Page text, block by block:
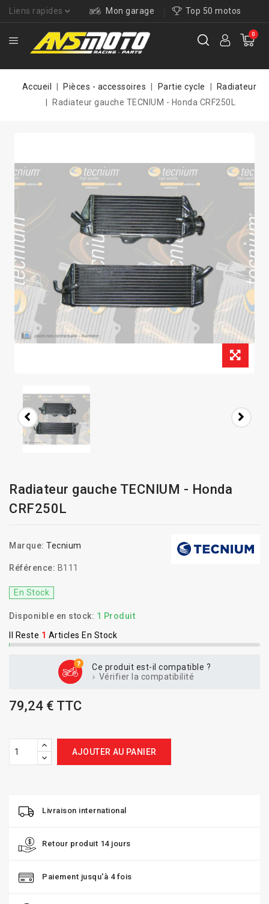
Liens rapides Mon garage Top 50 motos
0
Accueil Pièces - accessoires Partie cycle
Radiateur
Radiateur gauche TECNIUM - Honda CRF250L
Radiateur gauche TECNIUM - Honda
CRF250L
Marque: Tecnium
Référence: B111
En Stock
Disponible en stock: 1 Produit
Il Reste 1 Articles En Stock
Ce produit est-il compatible ?
Vérifier la compatibilité
79,24 € TTC
AJOUTER AU PANIER
Livraison international
Retour produit 14 jours
Paiement jusqu'à 4 fois